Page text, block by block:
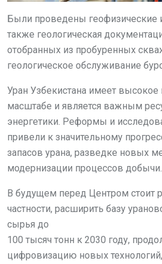
Были проведены геофизические
также геологическая
отобранных из пробуренных
геологическое обслуживание
Уран Узбекистана имеет
масштабе и является важным
энергетики. Реформы и
привели к значительному
запасов урана, разведке новых
модернизации процессов добычи.
В будущем перед Центром стоит
частности, расширить базу
сырья до
100 тысяч тонн к 2030 году,
цифровизацию новых